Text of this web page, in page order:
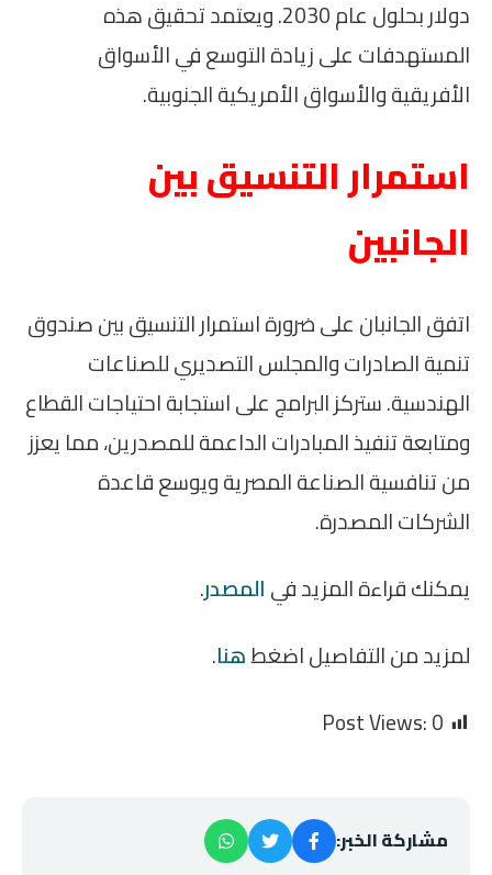
دولار بحلول عام 2030. ويعتمد تحقيق هذه
المستهدفات على زيادة التوسع في الأسواق
الأفريقية والأسواق الأمريكية الجنوبية.
استمرار التنسيق بين
الجانبين
اتفق الجانبان على ضرورة استمرار التنسيق بين صندوق
تنمية الصادرات والمجلس التصديري للصناعات
الهندسية. ستركز البرامج على استجابة احتياجات القطاع
ومتابعة تنفيذ المبادرات الداعمة للمصدرين، مما يعزز
من تنافسية الصناعة المصرية ويوسع قاعدة
الشركات المصدرة.
يمكنك قراءة المزيد فيالمصدر.
لمزيد من التفاصيل اضغطهنا.
Post Views:0
مشاركة الخبر: